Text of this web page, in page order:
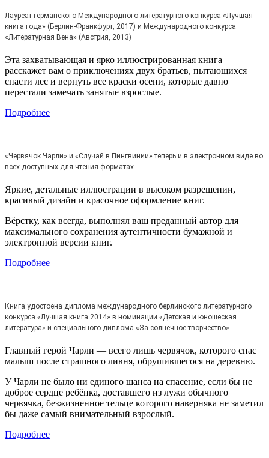
Лауреат германского Международного литературного конкурса «Лучшая
книга года» (Берлин-Франкфурт, 2017) и Международного конкурса
«Литературная Вена» (Австрия, 2013)
Эта захватывающая и ярко иллюстрированная книга
расскажет вам о приключениях двух братьев, пытающихся
спасти лес и вернуть все краски осени, которые давно
перестали замечать занятые взрослые.
Подробнее
«Червячок Чарли» и «Случай в Пингвинии» теперь и в электронном виде во
всех доступных для чтения форматах
Яркие, детальные иллюстрации в высоком разрешении,
красивый дизайн и красочное оформление книг.
Вёрстку, как всегда, выполнял ваш преданный автор для
максимального сохранения аутентичности бумажной и
электронной версии книг.
Подробнее
Книга удостоена диплома международного берлинского литературного
конкурса «Лучшая книга 2014» в номинации «Детская и юношеская
литература» и специального диплома «За солнечное творчество».
Главный герой Чарли — всего лишь червячок, которого спас
малыш после страшного ливня, обрушившегося на деревню.
У Чарли не было ни единого шанса на спасение, если бы не
доброе сердце ребёнка, доставшего из лужи обычного
червячка, безжизненное тельце которого наверняка не заметил
бы даже самый внимательный взрослый.
Подробнее